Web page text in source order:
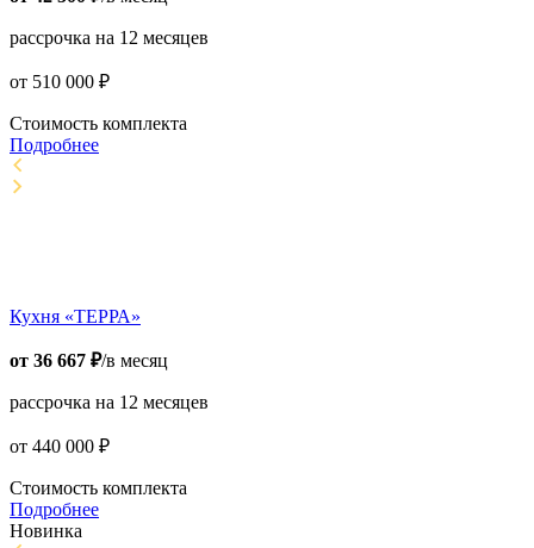
рассрочка на 12 месяцев
от 510 000 ₽
Стоимость комплекта
Подробнее
Кухня «ТЕРРА»
от 36 667 ₽/в месяц
рассрочка на 12 месяцев
от 440 000 ₽
Стоимость комплекта
Подробнее
Новинка